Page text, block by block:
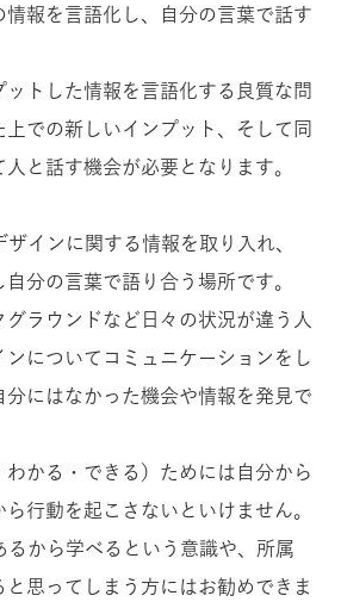
情報を言語化し、自分の言葉で話す
ットした情報を言語化する良質な問
上での新しいインプット、そして同
と話す機会が必要となります。
インに関する情報を取り入れ、
分の言葉で語り合う場所です。
ラウンドなど日々の状況が違う人
ンについてコミュニケーションをし
分にはなかった機会や情報を発見で
わかる・できる）ためには自分から
行動を起こさないといけません。
るから学べるという意識や、所属
と思ってしまう方にはお勧めできま